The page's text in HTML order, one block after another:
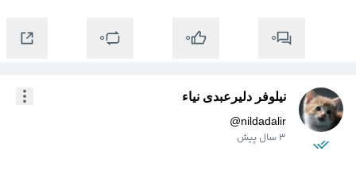
0
0
0
نیلوفر دلیرعبدی نیاء
@nildadalir
3 سال پیش